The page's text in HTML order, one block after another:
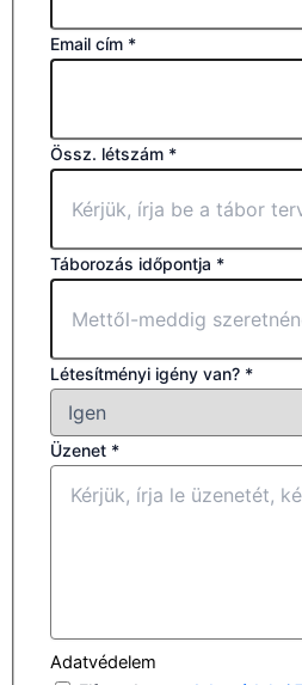
Email cím *
Össz. létszám *
Táborozás időpontja *
Létesítményi igény van? *
Üzenet *
Adatvédelem